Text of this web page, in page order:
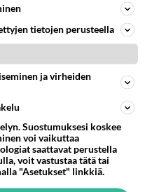
Kommentoi
ja työn
Hommat vaatisi
Puunkaatokurssin
palkkansa ansainnut.
tietojen perusteella
ja virheiden
Suostumuksesi koskee
voi vaikuttaa
saattavat perustella
voit vastustaa tätä tai
"Asetukset" linkkiä.